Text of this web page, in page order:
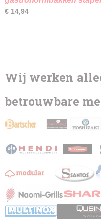
€ 14,94
Wij werken
betrouwbare